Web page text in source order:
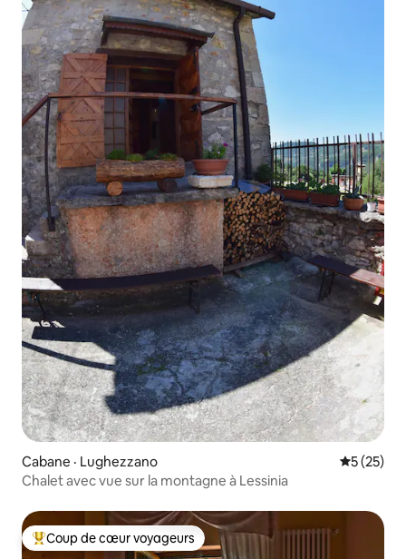
Cabane · Lughezzano Note
5 (25)
Chalet avec vue sur la montagne à Lessinia
Coup de cœur voyageurs parmi les plus aimés
Coup de cœur voyageurs